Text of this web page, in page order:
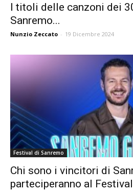
I titoli delle canzoni dei
Sanremo...
Nunzio Zeccato - 19 Dicembre 2024
Festival di Sanremo
Chi sono i vincitori di
parteciperanno al